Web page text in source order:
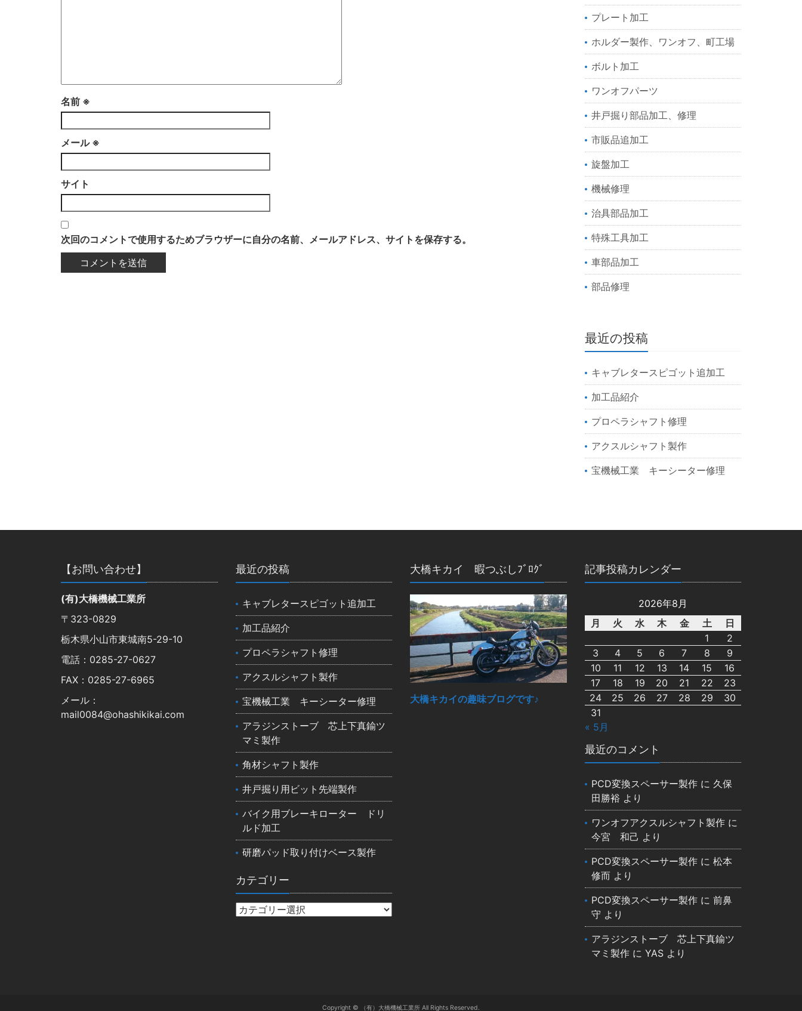
名前 ※
メール ※
サイト
次回のコメントで使用するためブラウザーに自分の名前、メールアドレス、サイトを保存する。
プレート加工
ホルダー製作、ワンオフ、町工場
ボルト加工
ワンオフパーツ
井戸掘り部品加工、修理
市販品追加工
旋盤加工
機械修理
治具部品加工
特殊工具加工
車部品加工
部品修理
最近の投稿
キャブレタースピゴット追加工
加工品紹介
プロペラシャフト修理
アクスルシャフト製作
宝機械工業 キーシーター修理
【お問い合わせ】
(有)大橋機械工業所
〒323-0829
栃木県小山市東城南5-29-10
電話：0285-27-0627
FAX：0285-27-6965
メール：
mail0084@ohashikikai.com
最近の投稿
キャブレタースピゴット追加工
加工品紹介
プロペラシャフト修理
アクスルシャフト製作
宝機械工業 キーシーター修理
アラジンストーブ 芯上下真鍮ツ
マミ製作
角材シャフト製作
井戸掘り用ビット先端製作
バイク用ブレーキローター ドリ
ルド加工
研磨パッド取り付けベース製作
カテゴリー
大橋キカイ 暇つぶしﾌﾞﾛｸﾞ
大橋キカイの趣味ブログです♪
記事投稿カレンダー
2026年8月
月
火 水 木 金 土
日
1
2
3
4 5 6 7 8
9
10
11 12 13 14 15
16
17
18 19 20 21 22
23
24
25 26 27 28 29
30
31
« 5月
最近のコメント
PCD変換スペーサー製作に 久保
田勝裕より
ワンオフアクスルシャフト製作に
今宮 和己 より
PCD変換スペーサー製作に 松本
修而より
PCD変換スペーサー製作に 前鼻
守 より
アラジンストーブ 芯上下真鍮ツ
マミ製作に YASより
Copyright © （有）大橋機械工業所 All Rights Reserved.